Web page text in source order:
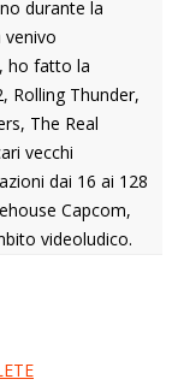
durante la
venivo
ho fatto la
Rolling Thunder,
The Real
vecchi
dai 16 ai 128
Capcom,
videoludico.